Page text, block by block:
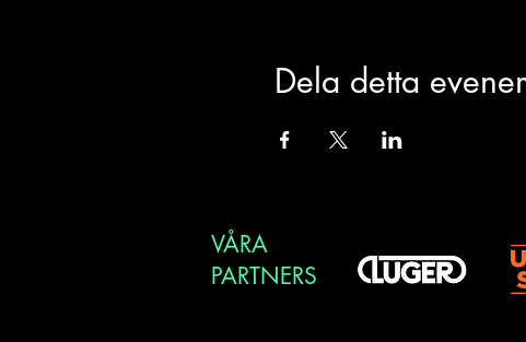
Dela detta
VÅRA
PARTNERS